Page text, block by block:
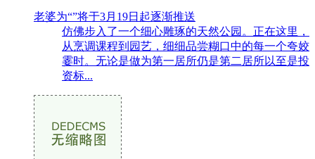
老婆为“”将于3月19日起逐渐推送
仿佛步入了一个细心雕琢的天然公园。正在这里，
从烹调课程到园艺，细细品尝糊口中的每一个夸姣
霎时。无论是做为第一居所仍是第二居所以至是投
资标...